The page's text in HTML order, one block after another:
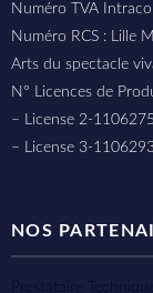
Numéro TVA
Numéro RCS : Lille
Arts du spectacle
N° Licences de
– License 2-1106275
– License 3-
NOS